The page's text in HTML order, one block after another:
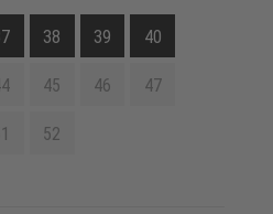
38 39 40
45 46 47
52